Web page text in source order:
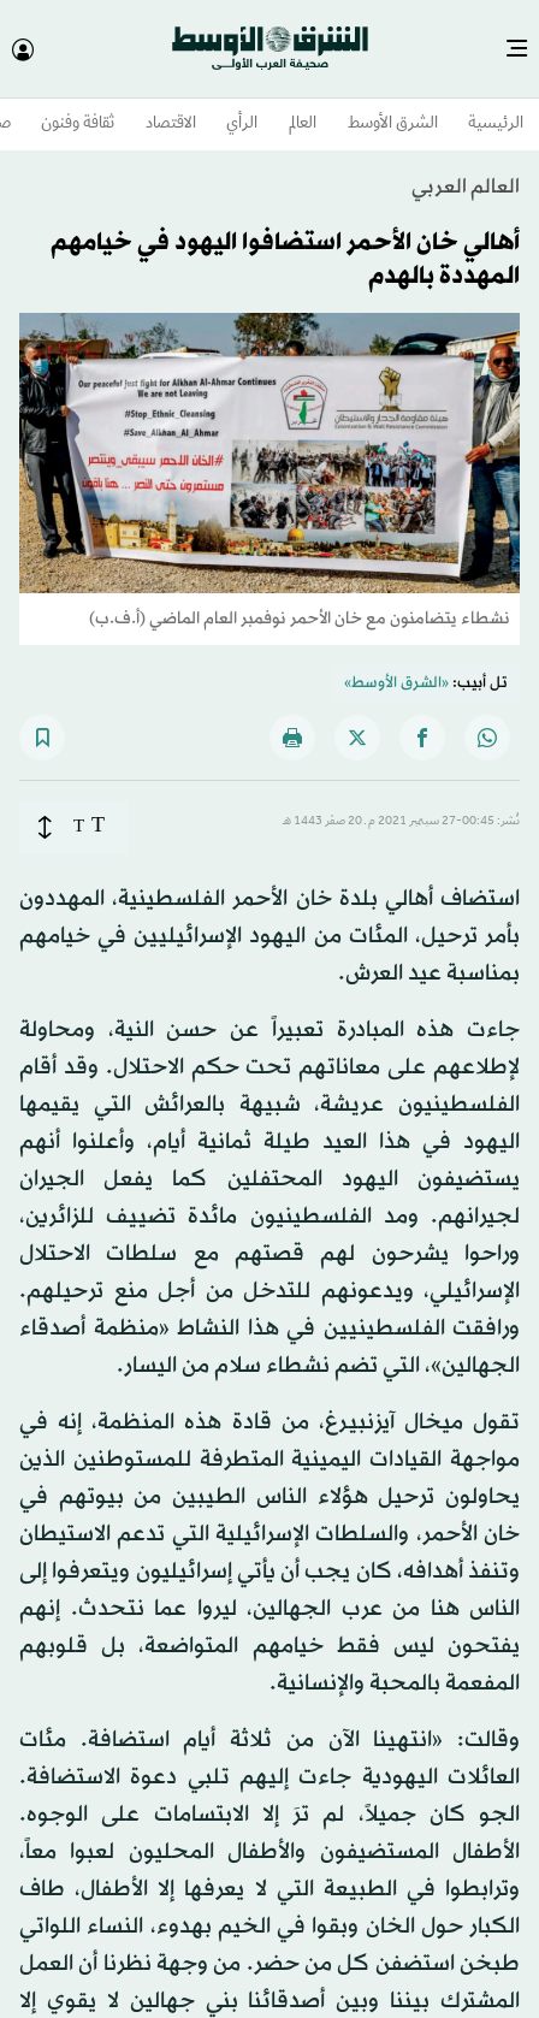
الرئيسية الشرق الأوسط​ العالم الرأي الاقتصاد ثقافة وفنون
العالم العربي
أهالي خان الأحمر استضافوا اليهود في خيامهم
المهددة بالهدم
نشطاء يتضامنون مع خان الأحمر نوفمبر العام الماضي (أ.ف.ب)
تل أبيب:«الشرق الأوسط»
نُشر: 00:45-27 سبتمبر 2021 م ـ 20 صفَر 1443 هـ T
T
استضاف أهالي بلدة خان الأحمر الفلسطينية، المهددون
بأمر ترحيل، المئات من اليهود الإسرائيليين في خيامهم
بمناسبة عيد العرش.
جاءت هذه المبادرة تعبيراً عن حسن النية، ومحاولة
لإطلاعهم على معاناتهم تحت حكم الاحتلال. وقد أقام
الفلسطينيون عريشة، شبيهة بالعرائش التي يقيمها
اليهود في هذا العيد طيلة ثمانية أيام، وأعلنوا أنهم
يستضيفون اليهود المحتفلين كما يفعل الجيران
لجيرانهم. ومد الفلسطينيون مائدة تضييف للزائرين،
وراحوا يشرحون لهم قصتهم مع سلطات الاحتلال
الإسرائيلي، ويدعونهم للتدخل من أجل منع ترحيلهم.
ورافقت الفلسطينيين في هذا النشاط «منظمة أصدقاء
الجهالين»، التي تضم نشطاء سلام من اليسار.
تقول ميخال آيزنبيرغ، من قادة هذه المنظمة، إنه في
مواجهة القيادات اليمينية المتطرفة للمستوطنين الذين
يحاولون ترحيل هؤلاء الناس الطيبين من بيوتهم في
خان الأحمر، والسلطات الإسرائيلية التي تدعم الاستيطان
وتنفذ أهدافه، كان يجب أن يأتي إسرائيليون ويتعرفوا إلى
الناس هنا من عرب الجهالين، ليروا عما نتحدث. إنهم
يفتحون ليس فقط خيامهم المتواضعة، بل قلوبهم
المفعمة بالمحبة والإنسانية.
وقالت: «انتهينا الآن من ثلاثة أيام استضافة. مئات
العائلات اليهودية جاءت إليهم تلبي دعوة الاستضافة.
الجو كان جميلاً، لم ترَ إلا الابتسامات على الوجوه.
الأطفال المستضيفون والأطفال المحليون لعبوا معاً،
وترابطوا في الطبيعة التي لا يعرفها إلا الأطفال، طاف
الكبار حول الخان وبقوا في الخيم بهدوء، النساء اللواتي
طبخن استضفن كل من حضر. من وجهة نظرنا أن العمل
المشترك بيننا وبين أصدقائنا بني جهالين لا يقوي إلا